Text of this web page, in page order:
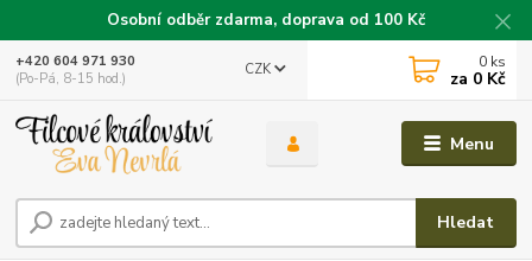
Osobní odběr zdarma, doprava od 100 Kč
Menu
CZK
Hledat
+420 604 971 930
(Po-Pá, 8-15 hod.)
0 ks
za 0 Kč